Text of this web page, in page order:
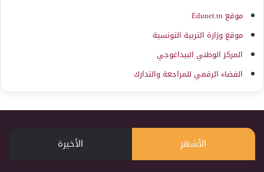
موقع Edunet.tn
موقع وزارة التربية التونسية
المركز الوطني البيداغوجي
الفضاء الرقمي للمراجعة والتدارك
الأشهر الأخيرة